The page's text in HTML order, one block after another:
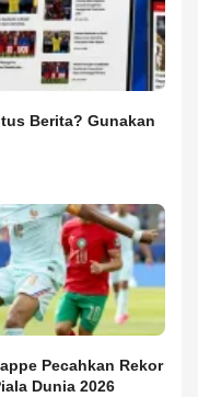
Berita? Gunakan
Pecahkan Rekor
Dunia 2026